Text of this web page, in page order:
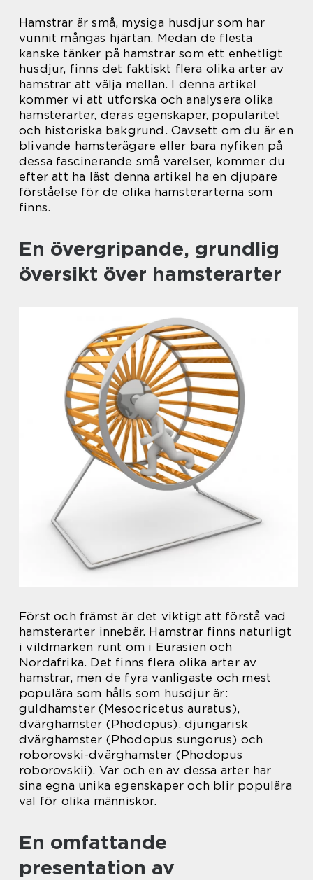
Hamstrar är små, mysiga husdjur som har
vunnit mångas hjärtan. Medan de flesta
kanske tänker på hamstrar som ett enhetligt
husdjur, finns det faktiskt flera olika arter av
hamstrar att välja mellan. I denna artikel
kommer vi att utforska och analysera olika
hamsterarter, deras egenskaper, popularitet
och historiska bakgrund. Oavsett om du är en
blivande hamsterägare eller bara nyfiken på
dessa fascinerande små varelser, kommer du
efter att ha läst denna artikel ha en djupare
förståelse för de olika hamsterarterna som
finns.
En övergripande, grundlig
översikt över hamsterarter
Först och främst är det viktigt att förstå vad
hamsterarter innebär. Hamstrar finns naturligt
i vildmarken runt om i Eurasien och
Nordafrika. Det finns flera olika arter av
hamstrar, men de fyra vanligaste och mest
populära som hålls som husdjur är:
guldhamster (Mesocricetus auratus),
dvärghamster (Phodopus), djungarisk
dvärghamster (Phodopus sungorus) och
roborovski-dvärghamster (Phodopus
roborovskii). Var och en av dessa arter har
sina egna unika egenskaper och blir populära
val för olika människor.
En omfattande
presentation av